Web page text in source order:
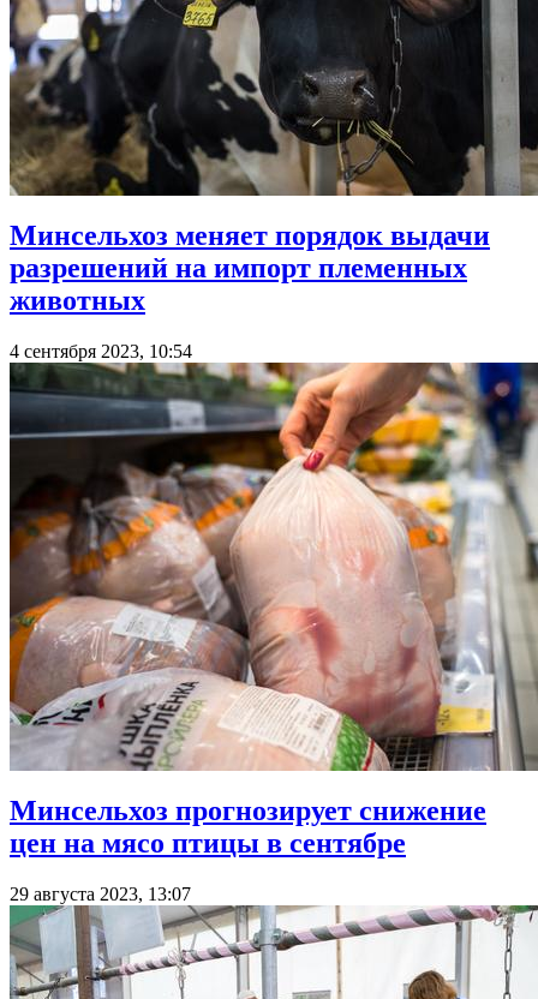
Минсельхоз меняет порядок выдачи
разрешений на импорт племенных
животных
4 сентября 2023, 10:54
Минсельхоз прогнозирует снижение
цен на мясо птицы в сентябре
29 августа 2023, 13:07